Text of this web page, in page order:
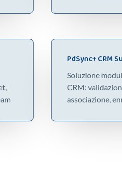
PdSync+ CRM
Soluzione
CRM:
associazione,